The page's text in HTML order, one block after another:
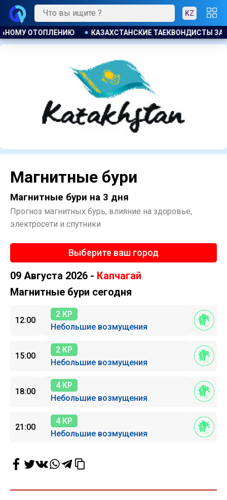
KZ
ЧЕТЫРЕ МЕДАЛИ НА ТУРНИРЕ В ИНДОНЕЗИИ
Магнитные бури
Магнитные бури на 3 дня
Прогноз магнитных бурь, влияние на здоровье,
электросети и спутники
Выберите ваш город
09 Августа 2026 - Капчагай
Магнитные бури сегодня
12:00
2 KP
Небольшие возмущения
15:00
2 KP
Небольшие возмущения
18:00
4 KP
Небольшие возмущения
21:00
4 KP
Небольшие возмущения